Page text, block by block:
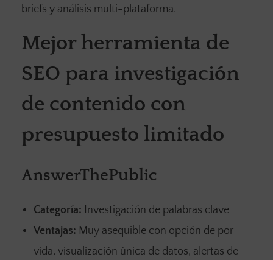
briefs y análisis multi-plataforma.
Mejor herramienta de
SEO para investigación
de contenido con
presupuesto limitado
AnswerThePublic
Categoría: Investigación de palabras clave
Ventajas: Muy asequible con opción de por
vida, visualización única de datos, alertas de